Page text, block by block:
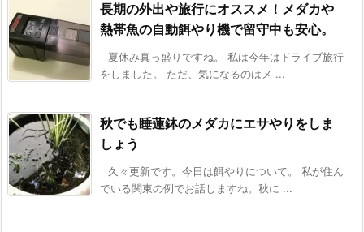
長期の外出や旅行にオススメ！メダカや
熱帯魚の自動餌やり機で留守中も安心。
夏休み真っ盛りですね。 私は今年はドライブ旅行
をしました。 ただ、気になるのはメ ...
秋でも睡蓮鉢のメダカにエサやりをしま
しょう
久々更新です。今日は餌やりについて。 私が住ん
でいる関東の例でお話しますね。秋に ...